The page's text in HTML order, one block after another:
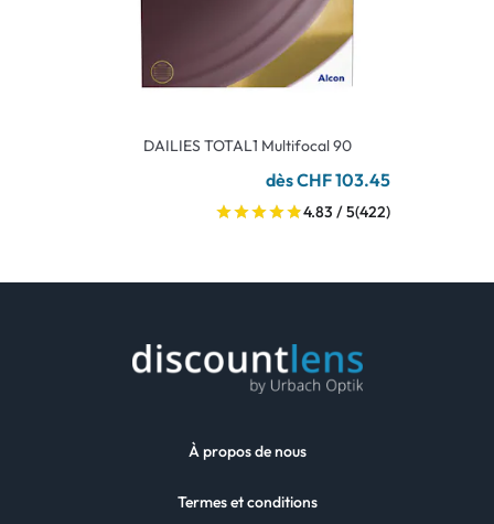
DAILIES TOTAL1 Multifocal 90
dès CHF 103.45
4.83 / 5(422)
À propos de nous
Termes et conditions